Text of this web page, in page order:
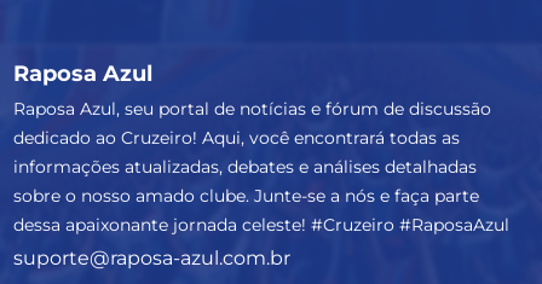
Raposa Azul
Raposa Azul, seu portal de notícias e fórum de discussão
dedicado ao Cruzeiro! Aqui, você encontrará todas as
informações atualizadas, debates e análises detalhadas
sobre o nosso amado clube. Junte-se a nós e faça parte
dessa apaixonante jornada celeste! #Cruzeiro #RaposaAzul
suporte@raposa-azul.com.br